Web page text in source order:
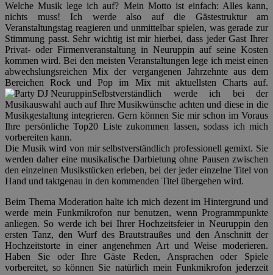
Welche Musik lege ich auf? Mein Motto ist einfach: Alles kann,
nichts muss! Ich werde also auf die Gästestruktur am
Veranstaltungstag reagieren und unmittelbar spielen, was gerade zur
Stimmung passt. Sehr wichtig ist mir hierbei, dass jeder Gast Ihrer
Privat- oder Firmenveranstaltung in Neuruppin auf seine Kosten
kommen wird. Bei den meisten Veranstaltungen lege ich meist einen
abwechslungsreichen Mix der vergangenen Jahrzehnte aus dem
Bereichen Rock und Pop im Mix mit aktuellsten Charts auf.
Selbstverständlich werde ich bei der
Musikauswahl auch auf Ihre Musikwünsche achten und diese in die
Musikgestaltung integrieren. Gern können Sie mir schon im Voraus
Ihre persönliche Top20 Liste zukommen lassen, sodass ich mich
vorbereiten kann.
Die Musik wird von mir selbstverständlich professionell gemixt. Sie
werden daher eine musikalische Darbietung ohne Pausen zwischen
den einzelnen Musikstücken erleben, bei der jeder einzelne Titel von
Hand und taktgenau in den kommenden Titel übergehen wird.
Beim Thema Moderation halte ich mich dezent im Hintergrund und
werde mein Funkmikrofon nur benutzen, wenn Programmpunkte
anliegen. So werde ich bei Ihrer Hochzeitsfeier in Neuruppin den
ersten Tanz, den Wurf des Brautstraußes und den Anschnitt der
Hochzeitstorte in einer angenehmen Art und Weise moderieren.
Haben Sie oder Ihre Gäste Reden, Ansprachen oder Spiele
vorbereitet, so können Sie natürlich mein Funkmikrofon jederzeit